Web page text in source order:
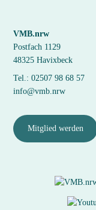
VMB.nrw
Postfach 1129
48325 Havixbeck
Tel.: 02507 98 68 57
info@vmb.nrw
Mitglied werden